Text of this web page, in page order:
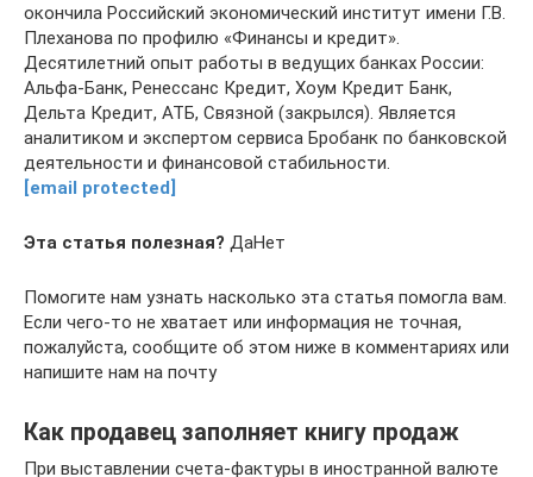
окончила Российский экономический институт имени Г.В.
Плеханова по профилю «Финансы и кредит».
Десятилетний опыт работы в ведущих банках России:
Альфа-Банк, Ренессанс Кредит, Хоум Кредит Банк,
Дельта Кредит, АТБ, Связной (закрылся). Является
аналитиком и экспертом сервиса Бробанк по банковской
деятельности и финансовой стабильности.
[email protected]
Эта статья полезная? ДаНет
Помогите нам узнать насколько эта статья помогла вам.
Если чего-то не хватает или информация не точная,
пожалуйста, сообщите об этом ниже в комментариях или
напишите нам на почту
Как продавец заполняет книгу продаж
При выставлении счета-фактуры в иностранной валюте